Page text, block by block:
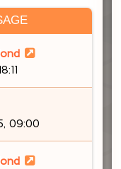
09:00